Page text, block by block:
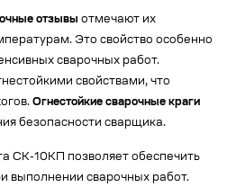
отзывы отмечают их
Это свойство особенно
сварочных работ.
свойствами, что
Огнестойкие сварочные краги
безопасности сварщика.
СК-10КП позволяет обеспечить
выполнении сварочных работ.